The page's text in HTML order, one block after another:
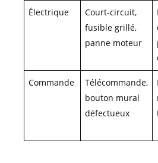
Électrique
Court-circuit,
fusible grillé,
panne moteur
Commande
Télécommande,
bouton mural
défectueux